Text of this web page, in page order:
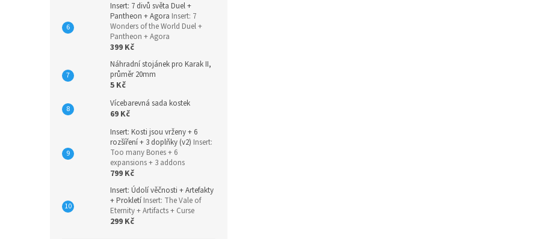
Insert: 7 divů světa Duel +
Pantheon + Agora Insert: 7
Wonders of the World Duel +
Pantheon + Agora
399 Kč
Náhradní stojánek pro Karak II,
průměr 20mm
5 Kč
Vícebarevná sada kostek
69 Kč
Insert: Kosti jsou vrženy + 6
rozšíření + 3 doplňky (v2) Insert:
Too many Bones + 6
expansions + 3 addons
799 Kč
Insert: Údolí věčnosti + Artefakty
+ Prokletí Insert: The Vale of
Eternity + Artifacts + Curse
299 Kč